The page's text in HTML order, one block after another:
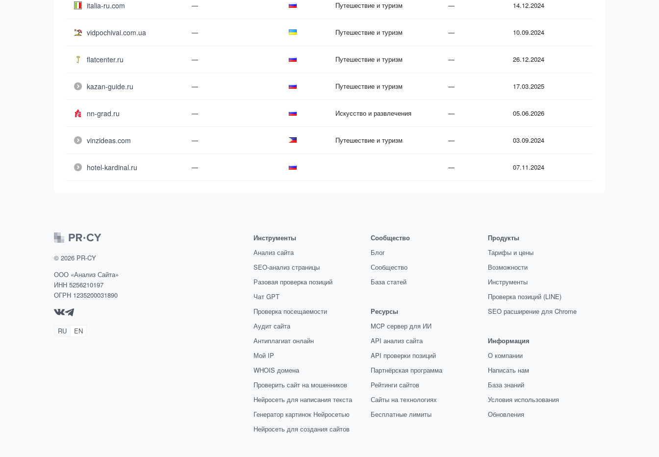
italia-ru.com — Путешествие и туризм — 14.12.2024
vidpochivai.com.ua — Путешествие и туризм — 10.09.2024
flatcenter.ru — Путешествие и туризм — 26.12.2024
kazan-guide.ru — Путешествие и туризм — 17.03.2025
nn-grad.ru — Искусство и развлечения — 05.06.2026
vinzideas.com — Путешествие и туризм — 03.09.2024
hotel-kardinal.ru — — 07.11.2024
© 2026 PR-CY
ООО «Анализ Сайта»
ИНН 5256210197
ОГРН 1235200031890
RU EN
Инструменты
Анализ сайта
SEO-анализ страницы
Разовая проверка позиций
Чат GPT
Проверка посещаемости
Аудит сайта
Антиплагиат онлайн
Мой IP
WHOIS домена
Проверить сайт на мошенников
Нейросеть для написания текста
Генератор картинок Нейросетью
Нейросеть для создания сайтов
Сообщество
Блог
Сообщество
База статей
Ресурсы
MCP сервер для ИИ
API анализ сайта
API проверки позиций
Партнёрская программа
Рейтинги сайтов
Сайты на технологиях
Бесплатные лимиты
Продукты
Тарифы и цены
Возможности
Инструменты
Проверка позиций (LINE)
SEO расширение для Chrome
Информация
О компании
Написать нам
База знаний
Условия использования
Обновления